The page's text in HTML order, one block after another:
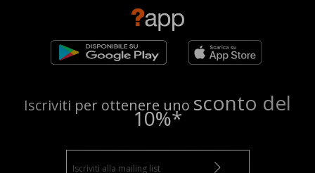
Iscriviti per ottenere uno sconto del
10%*